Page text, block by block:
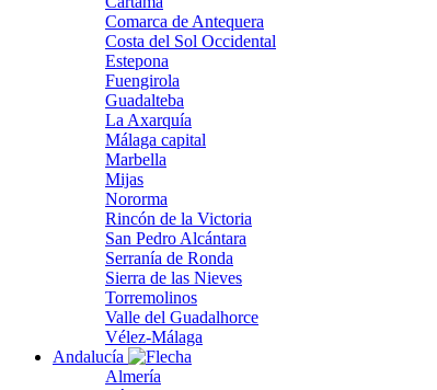
Comarca de Antequera
Costa del Sol Occidental
Estepona
Fuengirola
Guadalteba
La Axarquía
Málaga capital
Marbella
Mijas
Nororma
Rincón de la Victoria
San Pedro Alcántara
Serranía de Ronda
Sierra de las Nieves
Torremolinos
Valle del Guadalhorce
Vélez-Málaga
Andalucía
Almería